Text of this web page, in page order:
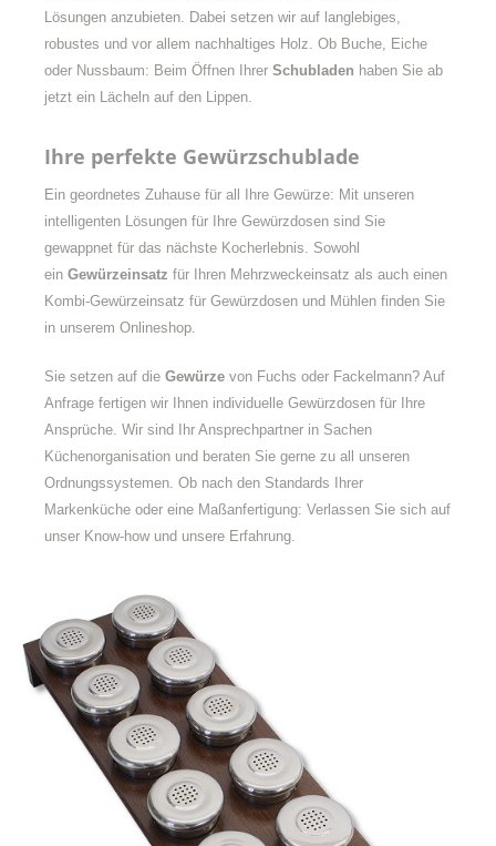
Lösungen anzubieten. Dabei setzen wir auf langlebiges,
robustes und vor allem nachhaltiges Holz. Ob Buche, Eiche
oder Nussbaum: Beim Öffnen Ihrer Schubladen haben Sie ab
jetzt ein Lächeln auf den Lippen.
Ihre perfekte Gewürzschublade
Ein geordnetes Zuhause für all Ihre Gewürze: Mit unseren
intelligenten Lösungen für Ihre Gewürzdosen sind Sie
gewappnet für das nächste Kocherlebnis. Sowohl
ein Gewürzeinsatz für Ihren Mehrzweckeinsatz als auch einen
Kombi-Gewürzeinsatz für Gewürzdosen und Mühlen finden Sie
in unserem Onlineshop.
Sie setzen auf die Gewürze von Fuchs oder Fackelmann? Auf
Anfrage fertigen wir Ihnen individuelle Gewürzdosen für Ihre
Ansprüche. Wir sind Ihr Ansprechpartner in Sachen
Küchenorganisation und beraten Sie gerne zu all unseren
Ordnungssystemen. Ob nach den Standards Ihrer
Markenküche oder eine Maßanfertigung: Verlassen Sie sich auf
unser Know-how und unsere Erfahrung.